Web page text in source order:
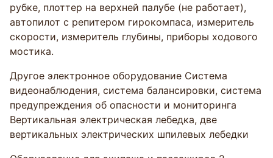
рубке, плоттер на верхней палубе (не работает),
автопилот с репитером гирокомпаса, измеритель
скорости, измеритель глубины, приборы ходового
мостика.
Другое электронное оборудование Система
видеонаблюдения, система балансировки, система
предупреждения об опасности и мониторинга
Вертикальная электрическая лебедка, две
вертикальных электрических шпилевых лебедки